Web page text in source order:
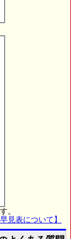
。
見表について】